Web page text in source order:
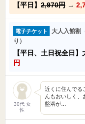
【平日】 2,970円 →
電子チケット
大人入館割
り）
【平日、土日祝全日
円
30代 女
性
近くに住んでる
んもおいしく、
盤浴が…